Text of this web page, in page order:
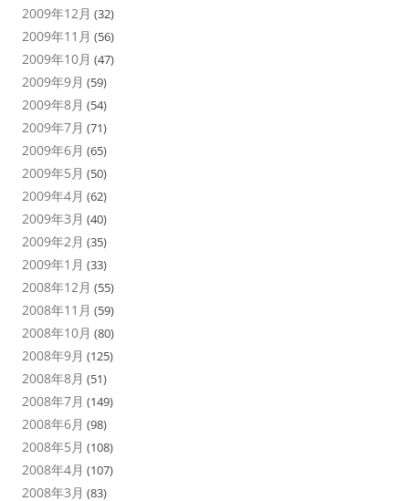
2009年12月 (32)
2009年11月 (56)
2009年10月 (47)
2009年9月 (59)
2009年8月 (54)
2009年7月 (71)
2009年6月 (65)
2009年5月 (50)
2009年4月 (62)
2009年3月 (40)
2009年2月 (35)
2009年1月 (33)
2008年12月 (55)
2008年11月 (59)
2008年10月 (80)
2008年9月 (125)
2008年8月 (51)
2008年7月 (149)
2008年6月 (98)
2008年5月 (108)
2008年4月 (107)
2008年3月 (83)